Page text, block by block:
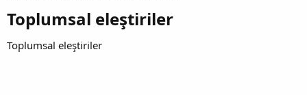
Toplumsal eleştiriler​
Toplumsal eleştiriler